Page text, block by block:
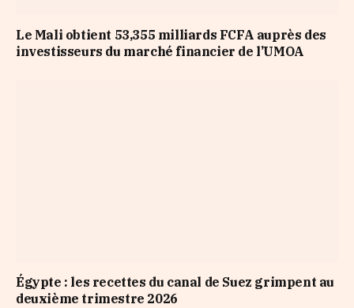
Le Mali obtient 53,355 milliards FCFA auprès des
investisseurs du marché financier de l’UMOA
Égypte : les recettes du canal de Suez grimpent au
deuxième trimestre 2026